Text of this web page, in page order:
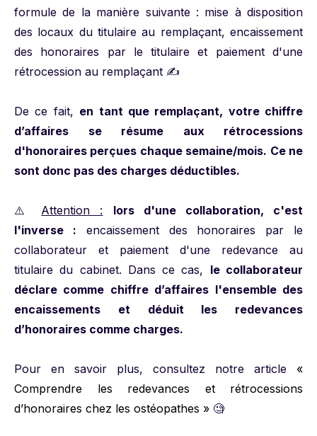
formule de la manière suivante : mise à disposition
des locaux du titulaire au remplaçant, encaissement
des honoraires par le titulaire et paiement d'une
rétrocession au remplaçant ✍️
De ce fait, en tant que remplaçant, votre chiffre
d’affaires se résume aux rétrocessions
d'honoraires perçues chaque semaine/mois. Ce ne
sont donc pas des charges déductibles.
⚠️ Attention :
lors d'une collaboration, c'est
l'inverse : encaissement des honoraires par le
collaborateur et paiement d'une redevance au
titulaire du cabinet. Dans ce cas, le collaborateur
déclare comme chiffre d’affaires l'ensemble des
encaissements et déduit les redevances
d’honoraires comme charges.
Pour en savoir plus, consultez notre article «
Comprendre les redevances et rétrocessions
d’honoraires chez les ostéopathes » 🧐